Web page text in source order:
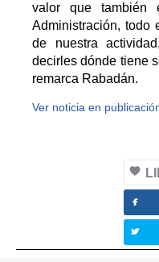
valor que también
Administración, todo
de nuestra
decirles dónde tiene
remarca Rabadán.
Ver noticia en
facebook
twitterbird